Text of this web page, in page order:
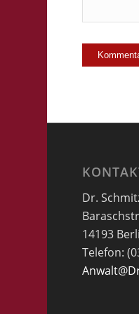
Dr.
14193
Telefon: